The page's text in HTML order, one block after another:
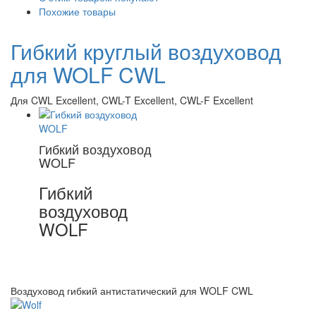
Похожие товары
Гибкий круглый воздуховод
для WOLF CWL
Для CWL Excellent, CWL-T Excellent, CWL-F Excellent
Гибкий воздуховод
WOLF
Гибкий
воздуховод
WOLF
Воздуховод гибкий антистатический для WOLF CWL